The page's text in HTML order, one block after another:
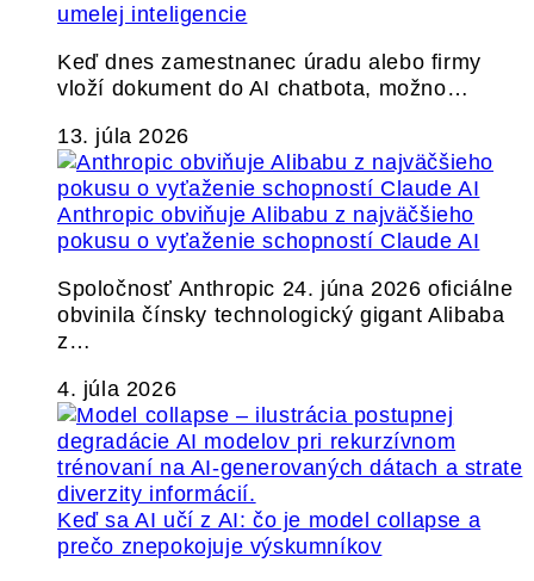
umelej inteligencie
Keď dnes zamestnanec úradu alebo firmy
vloží dokument do AI chatbota, možno…
13. júla 2026
Anthropic obviňuje Alibabu z najväčšieho
pokusu o vyťaženie schopností Claude AI
Spoločnosť Anthropic 24. júna 2026 oficiálne
obvinila čínsky technologický gigant Alibaba
z…
4. júla 2026
Keď sa AI učí z AI: čo je model collapse a
prečo znepokojuje výskumníkov